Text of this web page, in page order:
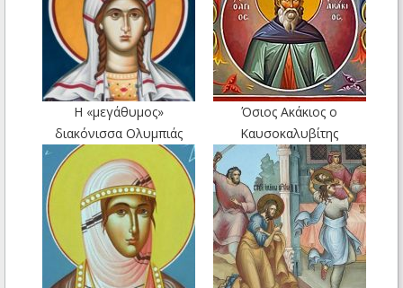
Η «μεγάθυμος»
διακόνισσα Ολυμπιάς
Όσιος Ακάκιος ο
Καυσοκαλυβίτης